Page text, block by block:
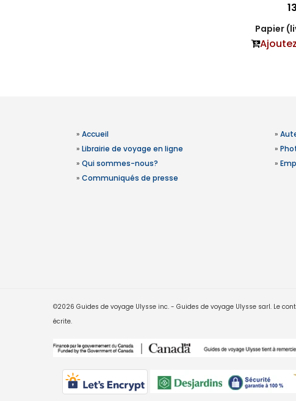
Papier
» Accueil
» Librairie de voyage en ligne
» Qui sommes-nous?
» Communiqués de presse
»
»
»
©2026 Guides de voyage Ulysse inc. - Guides de voyage Ulysse sarl. Le
écrite.